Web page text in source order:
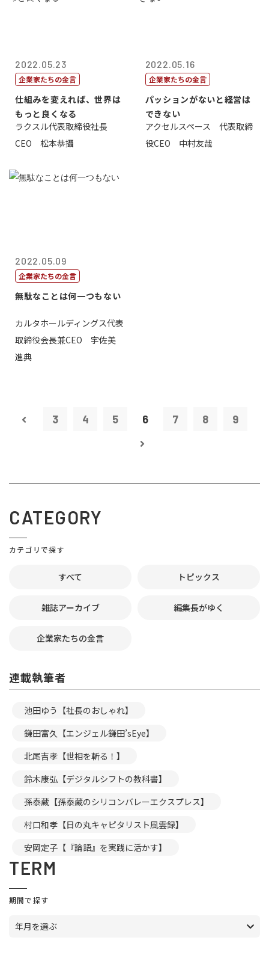
2022.05.23
企業家たちの金言
仕組みを変えれば、世界は
もっと良くなる
ラクスル代表取締役社長
CEO 松本恭攝
2022.05.16
企業家たちの金言
パッションがないと経営は
できない
アクセルスペース 代表取締
役CEO 中村友哉
2022.05.09
企業家たちの金言
無駄なことは何一つもない
カルタホールディングス代表
取締役会長兼CEO 宇佐美
進典
3 4 5 6 7 8 9
CATEGORY
カテゴリで探す
すべて トピックス
雑誌アーカイブ 編集長がゆく
企業家たちの金言
連載執筆者
池田ゆう【社長のおしゃれ】
鎌田富久【エンジェル鎌田’sEye】
北尾吉孝【世相を斬る！】
鈴木康弘【デジタルシフトの教科書】
孫泰蔵【孫泰蔵のシリコンバレーエクスプレス】
村口和孝【日の丸キャピタリスト風雲録】
安岡定子【『論語』を実践に活かす】
TERM
期間で探す
年月を選ぶ